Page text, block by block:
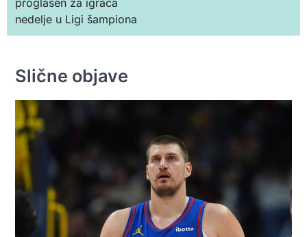
nedelje u Ligi šampiona
Slične objave